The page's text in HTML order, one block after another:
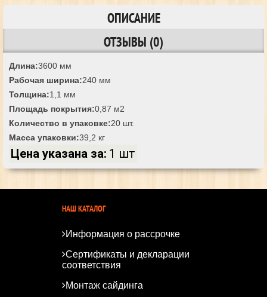
ОПИСАНИЕ
ОТЗЫВЫ (0)
Длина:3600 мм
Рабочая ширина:240 мм
Толщина:1,1 мм
Площадь покрытия:0,87 м2
Количество в упаковке:20 шт.
Масса упаковки:39,2 кг
Цена указана за: 1 шт
НАШ КАТАЛОГ
Информация о рассрочке
Сертификаты и декларации
соответствия
Монтаж сайдинга